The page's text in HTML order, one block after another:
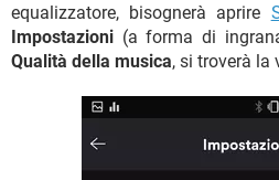
equalizzatore, bisognerà aprire
Impostazioni (a forma di
Qualità della musica, si troverà la